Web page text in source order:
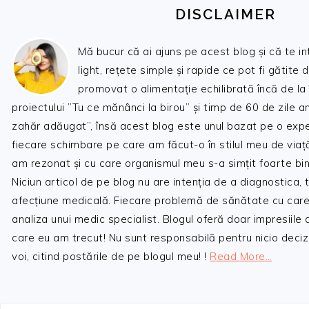
DISCLAIMER
Mă bucur că ai ajuns pe acest blog și că te
light, rețete simple și rapide ce pot fi gătite
promovat o alimentație echilibrată încă de
proiectului ”Tu ce mănânci la birou” și timp de 60 de zile
zahăr adăugat”, însă acest blog este unul bazat pe o
fiecare schimbare pe care am făcut-o în stilul meu de
am rezonat și cu care organismul meu s-a simțit foarte
Niciun articol de pe blog nu are intenția de a diagnostica,
afecțiune medicală. Fiecare problemă de sănătate cu
analiza unui medic specialist. Blogul oferă doar impresiile
care eu am trecut! Nu sunt responsabilă pentru nicio
voi, citind postările de pe blogul meu! ! Read More…